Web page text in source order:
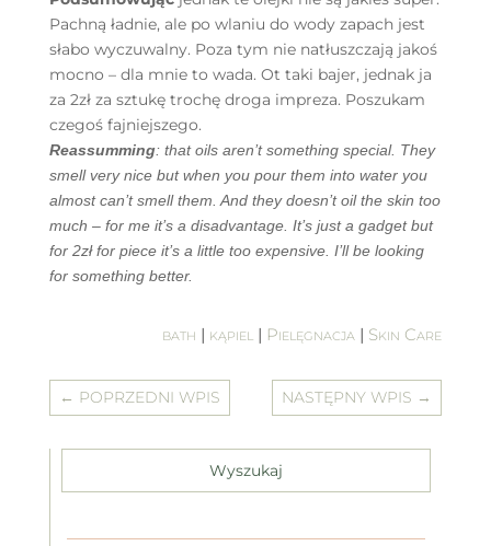
Pachną ładnie, ale po wlaniu do wody zapach jest
słabo wyczuwalny. Poza tym nie natłuszczają jakoś
mocno – dla mnie to wada. Ot taki bajer, jednak ja
za 2zł za sztukę trochę droga impreza. Poszukam
czegoś fajniejszego.
Reassumming: that oils aren’t something special. They
smell very nice but when you pour them into water you
almost can’t smell them. And they doesn’t oil the skin too
much – for me it’s a disadvantage. It’s just a gadget but
for 2zł for piece it’s a little too expensive. I’ll be looking
for something better.
bath | kąpiel | Pielęgnacja | Skin Care
← POPRZEDNI WPIS NASTĘPNY WPIS →